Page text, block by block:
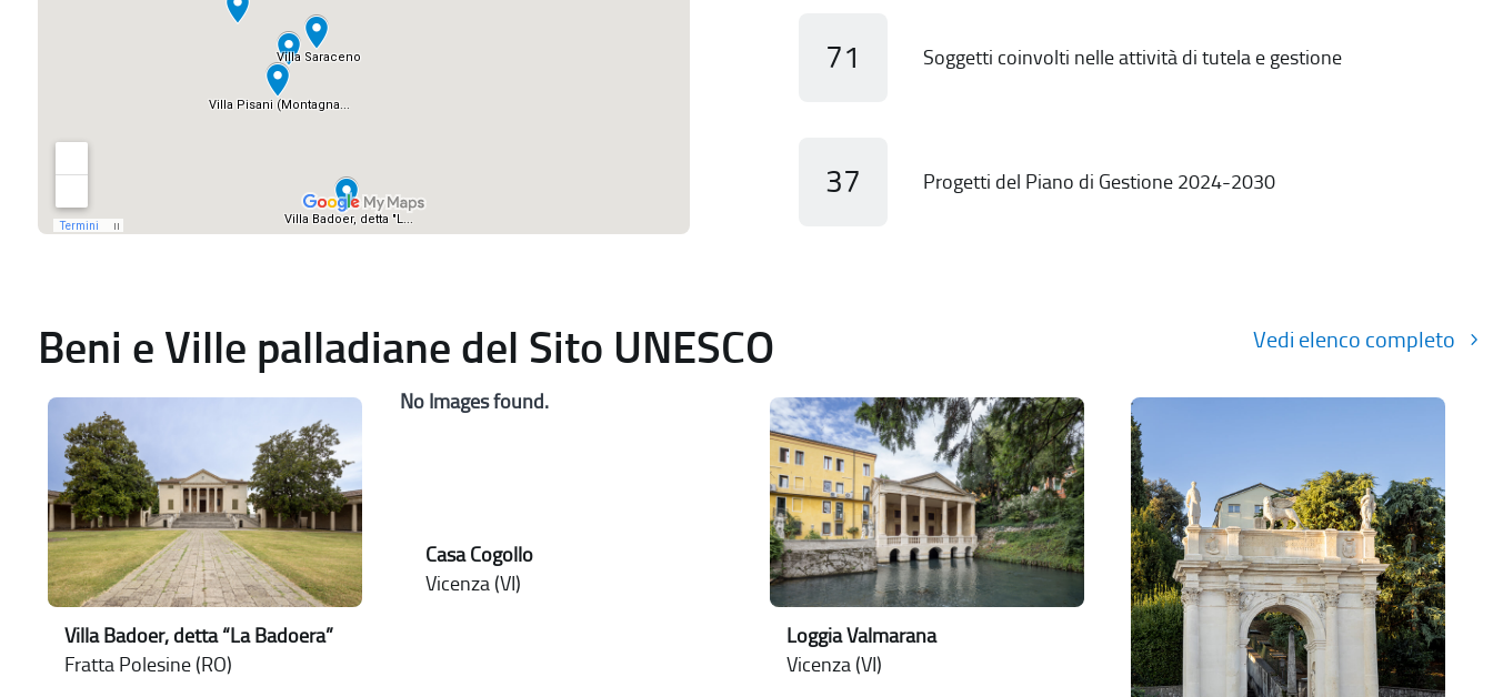
71 Soggetti coinvolti nelle attività di tutela e gestione
37 Progetti del Piano di Gestione 2024-2030
Beni e Ville palladiane del Sito UNESCO Vedi elenco completo
Villa Badoer, detta “La Badoera”
Fratta Polesine (RO)
No Images found.
Casa Cogollo
Vicenza (VI)
Loggia Valmarana
Vicenza (VI)